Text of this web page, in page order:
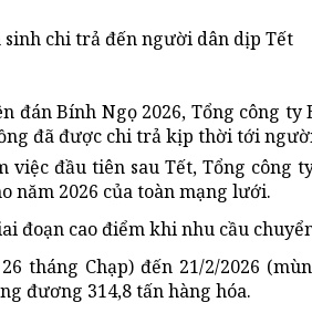
sinh chi trả đến người dân dịp Tết
đán Bính Ngọ 2026, Tổng công
đã được chi trả kịp thời tới
việc đầu tiên sau Tết, Tổng công
năm 2026 của toàn mạng lưới.
đoạn cao điểm khi nhu cầu
tháng Chạp) đến 21/2/2026
đương 314,8 tấn hàng hóa.